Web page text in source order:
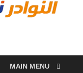
MAIN MENU